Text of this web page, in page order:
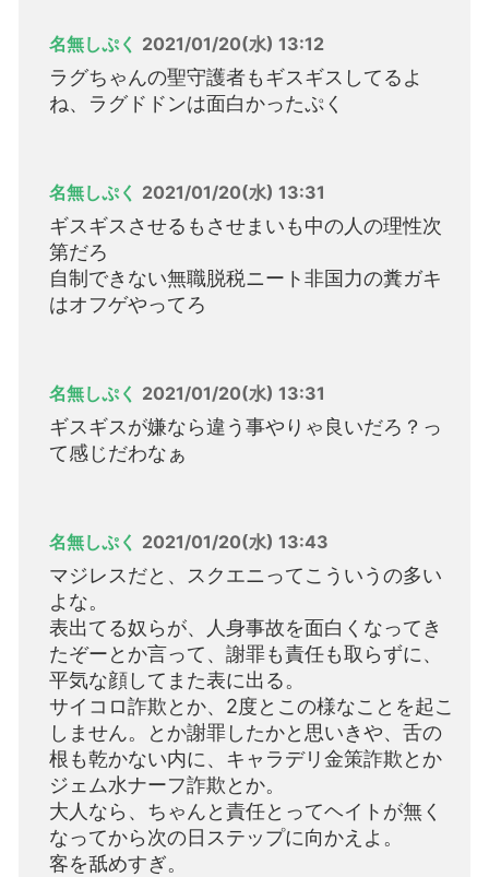
名無しぷく 2021/01/20(水) 13:12
ラグちゃんの聖守護者もギスギスしてるよ
ね、ラグドドンは面白かったぷく
名無しぷく 2021/01/20(水) 13:31
ギスギスさせるもさせまいも中の人の理性次
第だろ
自制できない無職脱税ニート非国力の糞ガキ
はオフゲやってろ
名無しぷく 2021/01/20(水) 13:31
ギスギスが嫌なら違う事やりゃ良いだろ？っ
て感じだわなぁ
名無しぷく 2021/01/20(水) 13:43
マジレスだと、スクエニってこういうの多い
よな。
表出てる奴らが、人身事故を面白くなってき
たぞーとか言って、謝罪も責任も取らずに、
平気な顔してまた表に出る。
サイコロ詐欺とか、2度とこの様なことを起こ
しません。とか謝罪したかと思いきや、舌の
根も乾かない内に、キャラデリ金策詐欺とか
ジェム水ナーフ詐欺とか。
大人なら、ちゃんと責任とってヘイトが無く
なってから次の日ステップに向かえよ。
客を舐めすぎ。